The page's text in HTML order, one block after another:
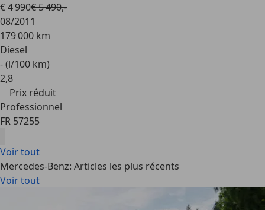
€ 4 990€ 5 490,-
08/2011
179 000 km
Diesel
- (l/100 km)
2,8
Prix réduit
Professionnel
FR 57255
Voir tout
Mercedes-Benz: Articles les plus récents
Voir tout